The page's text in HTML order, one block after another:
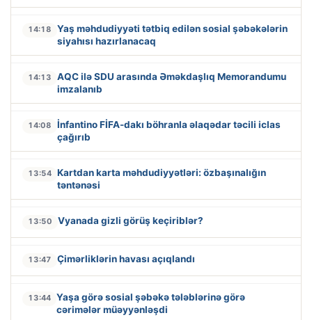
14:18
Yaş məhdudiyyəti tətbiq edilən sosial şəbəkələrin
siyahısı hazırlanacaq
14:13
AQC ilə SDU arasında Əməkdaşlıq Memorandumu
imzalanıb
14:08
İnfantino FİFA-dakı böhranla əlaqədar təcili iclas
çağırıb
13:54 Kartdan karta məhdudiyyətləri: özbaşınalığın
təntənəsi
13:50 Vyanada gizli görüş keçiriblər?
13:47 Çimərliklərin havası açıqlandı
13:44 Yaşa görə sosial şəbəkə tələblərinə görə
cərimələr müəyyənləşdi